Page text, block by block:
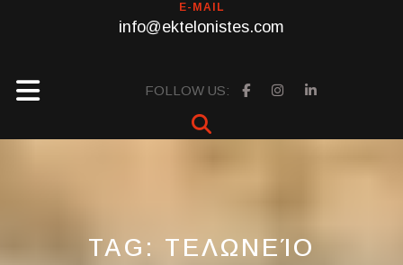
E-MAIL
info@ektelonistes.com
Open
FOLLOW US:
TAG: ΤΕΛΩΝΕΊΟ